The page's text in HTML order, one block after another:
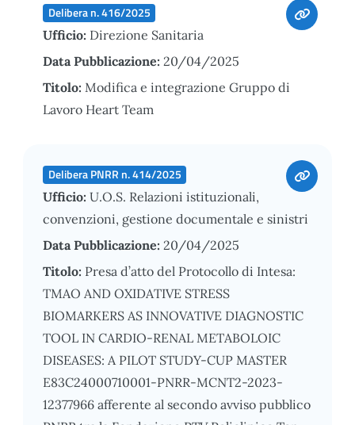
Delibera n. 416/2025
Ufficio: Direzione Sanitaria
Data Pubblicazione: 20/04/2025
Titolo: Modifica e integrazione Gruppo di
Lavoro Heart Team
Delibera PNRR n. 414/2025
Ufficio: U.O.S. Relazioni istituzionali,
convenzioni, gestione documentale e sinistri
Data Pubblicazione: 20/04/2025
Titolo: Presa d’atto del Protocollo di Intesa:
TMAO AND OXIDATIVE STRESS
BIOMARKERS AS INNOVATIVE DIAGNOSTIC
TOOL IN CARDIO-RENAL METABOLOIC
DISEASES: A PILOT STUDY-CUP MASTER
E83C24000710001-PNRR-MCNT2-2023-
12377966 afferente al secondo avviso pubblico